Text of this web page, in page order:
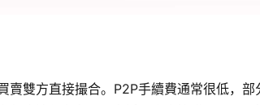
雙方直接撮合。P2P手續費通常很低，部